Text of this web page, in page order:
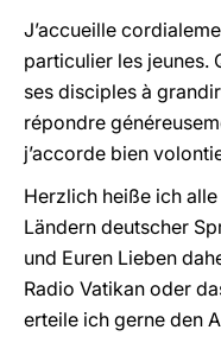
J’accueille
particulier les jeunes.
ses disciples à
répondre
j’accorde bien
Herzlich heiße ich
Ländern deutscher
und Euren Lieben
Radio Vatikan oder
erteile ich gerne den